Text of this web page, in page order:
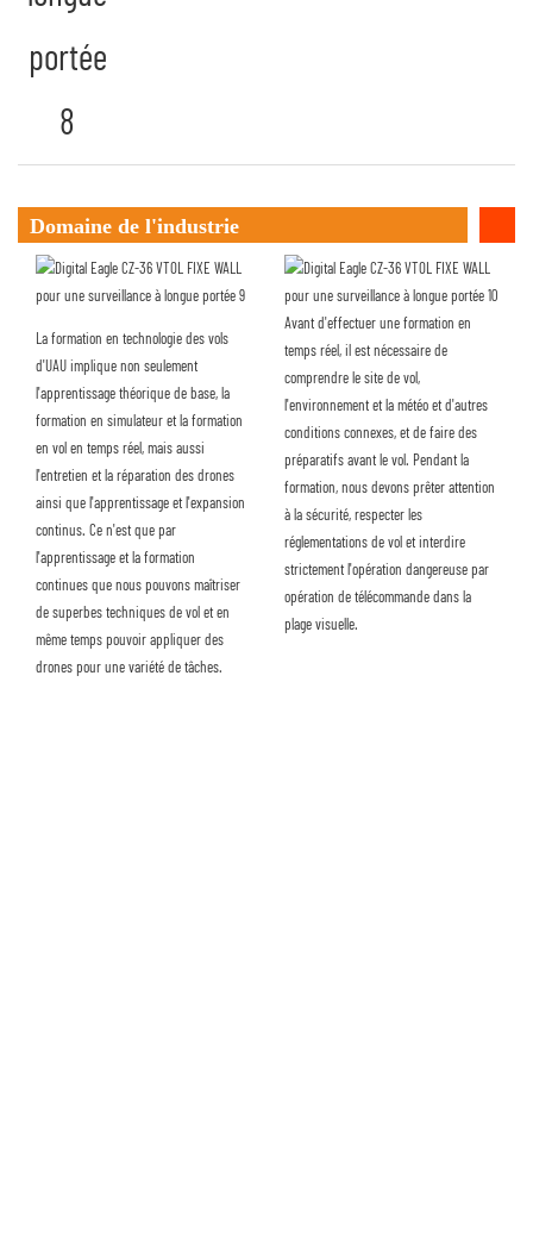
Domaine de l'industrie
La formation en technologie des vols
d'UAU implique non seulement
l'apprentissage théorique de base, la
formation en simulateur et la formation
en vol en temps réel, mais aussi
l'entretien et la réparation des drones
ainsi que l'apprentissage et l'expansion
continus. Ce n'est que par
l'apprentissage et la formation
continues que nous pouvons maîtriser
de superbes techniques de vol et en
même temps pouvoir appliquer des
drones pour une variété de tâches.
Avant d'effectuer une formation en
temps réel, il est nécessaire de
comprendre le site de vol,
l'environnement et la météo et d'autres
conditions connexes, et de faire des
préparatifs avant le vol. Pendant la
formation, nous devons prêter attention
à la sécurité, respecter les
réglementations de vol et interdire
strictement l'opération dangereuse par
opération de télécommande dans la
plage visuelle.